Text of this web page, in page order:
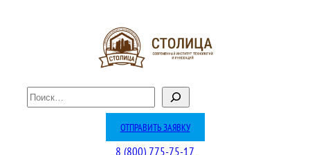
П
о
ОТПРАВИТЬ ЗАЯВКУ
8 (800) 775-75-17